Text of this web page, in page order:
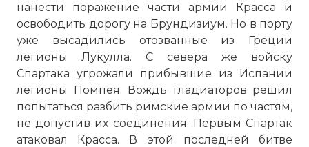
нанести поражение части армии Красса и
освободить дорогу на Брундизиум. Но в порту
уже высадились отозванные из Греции
легионы Лукулла. С севера же войску
Спартака угрожали прибывшие из Испании
легионы Помпея. Вождь гладиаторов решил
попытаться разбить римские армии по частям,
не допустив их соединения. Первым Спартак
атаковал Красса. В этой последней битве